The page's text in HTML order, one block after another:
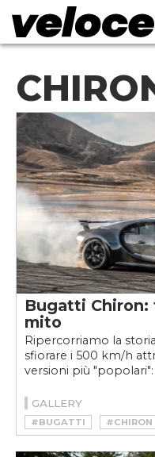
Bugatti
mito
Ripercorriamo la
sfiorare i 500 km/h
versioni più
GALLERY
#BUGATTI #CHIRON